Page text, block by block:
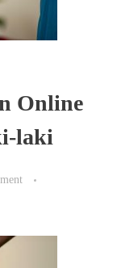
Online
laki